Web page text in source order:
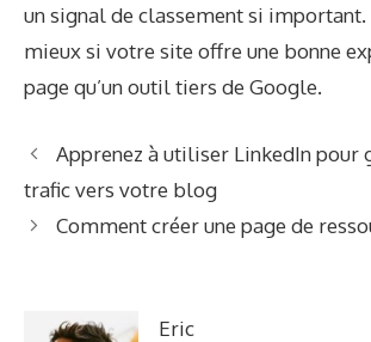
un signal de classement si important.
mieux si votre site offre une bonne
page qu’un outil tiers de Google.
Apprenez à utiliser LinkedIn pour
trafic vers votre blog
Comment créer une page de
Eric